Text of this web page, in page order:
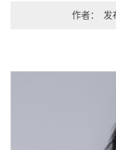
作者： 发